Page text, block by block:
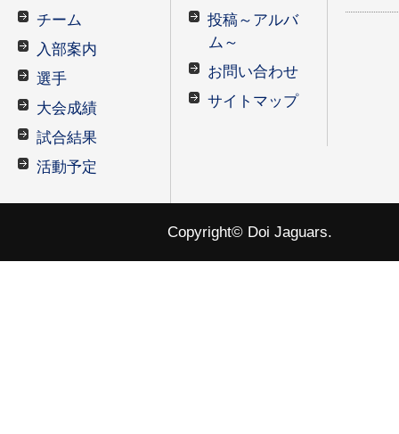
チーム
入部案内
選手
大会成績
試合結果
活動予定
投稿～アルバ
ム～
お問い合わせ
サイトマップ
Copyright© Doi Jaguars.